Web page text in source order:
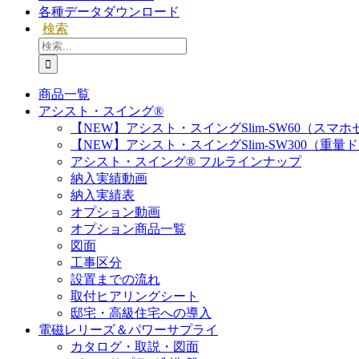
各種データダウンロード
検索
検
索
…
商品一覧
アシスト・スイング®
【NEW】アシスト・スイングSlim-SW60（スマホ
【NEW】アシスト・スイングSlim-SW300（重量ド
アシスト・スイング® フルラインナップ
納入実績動画
納入実績表
オプション動画
オプション商品一覧
図面
工事区分
設置までの流れ
取付ヒアリングシート
邸宅・高級住宅への導入
電磁レリーズ＆パワーサプライ
カタログ・取説・図面